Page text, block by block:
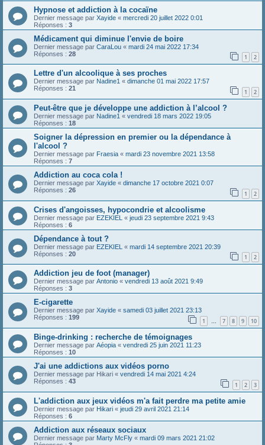
Hypnose et addiction à la cocaïne
Dernier message par Xayide « mercredi 20 juillet 2022 0:01
Réponses : 3
Médicament qui diminue l'envie de boire
Dernier message par CaraLou « mardi 24 mai 2022 17:34
Réponses : 28 1 2
Lettre d'un alcoolique à ses proches
Dernier message par Nadine1 « dimanche 01 mai 2022 17:57
Réponses : 21 1 2
Peut-être que je développe une addiction à l’alcool ?
Dernier message par Nadine1 « vendredi 18 mars 2022 19:05
Réponses : 18
Soigner la dépression en premier ou la dépendance à
l'alcool ?
Dernier message par Fraesia « mardi 23 novembre 2021 13:58
Réponses : 7
Addiction au coca cola !
Dernier message par Xayide « dimanche 17 octobre 2021 0:07
Réponses : 26 1 2
Crises d'angoisses, hypocondrie et alcoolisme
Dernier message par EZEKIEL « jeudi 23 septembre 2021 9:43
Réponses : 6
Dépendance à tout ?
Dernier message par EZEKIEL « mardi 14 septembre 2021 20:39
Réponses : 20 1 2
Addiction jeu de foot (manager)
Dernier message par Antonio « vendredi 13 août 2021 9:49
Réponses : 3
E-cigarette
Dernier message par Xayide « samedi 03 juillet 2021 23:13
Réponses : 199 1 … 7 8 9 10
Binge-drinking : recherche de témoignages
Dernier message par Aéopia « vendredi 25 juin 2021 11:23
Réponses : 10
J'ai une addictions aux vidéos porno
Dernier message par Hikari « vendredi 14 mai 2021 4:24
Réponses : 43 1 2 3
L'addiction aux jeux vidéos m'a fait perdre ma petite amie
Dernier message par Hikari « jeudi 29 avril 2021 21:14
Réponses : 6
Addiction aux réseaux sociaux
Dernier message par Marty McFly « mardi 09 mars 2021 21:02